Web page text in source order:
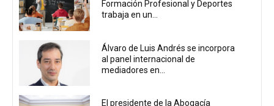
Formación Profesional y Deportes
trabaja en un...
Álvaro de Luis Andrés se incorpora
al panel internacional de
mediadores en...
El presidente de la Abogacía